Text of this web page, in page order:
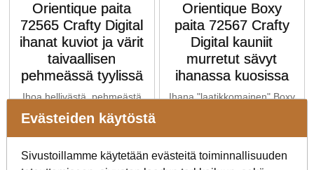
Orientique paita
72565 Crafty Digital
ihanat kuviot ja värit
taivaallisen
pehmeässä tyylissä
Ihoa hellivästä, pehmeästä
Orientique paita kauluksella
alkaen
Orientique Boxy
paita 72567 Crafty
Digital kauniit
murretut sävyt
ihanassa kuosissa
Ihana "laatikkomainen" Boxy
alkaen
Evästeiden käytöstä
Sivustoillamme käytetään evästeitä toiminnallisuuden